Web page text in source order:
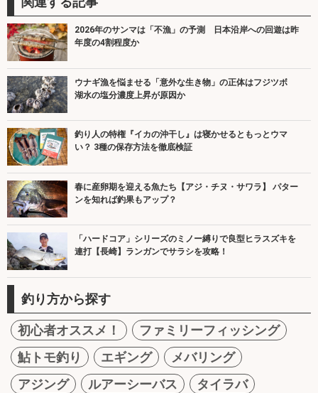
2026年のサンマは「不漁」の予測 日本沿岸への回遊は昨
年度の4割程度か
ウナギ漁を悩ませる「意外な生き物」の正体はフジツボ
湖水の塩分濃度上昇が原因か
釣り人の特権『イカの沖干し』は寝かせるともっとウマ
い？ 3種の保存方法を徹底検証
春に産卵期を迎える魚たち【アジ・チヌ・サワラ】 パター
ンを知れば釣果もアップ？
「ハードコア」シリーズのミノー縛りで良型ヒラスズキを
連打【長崎】ランガンでサラシを攻略！
釣り方から探す
初心者オススメ！
ファミリーフィッシング
鮎トモ釣り
エギング
メバリング
アジング
ルアーシーバス
タイラバ